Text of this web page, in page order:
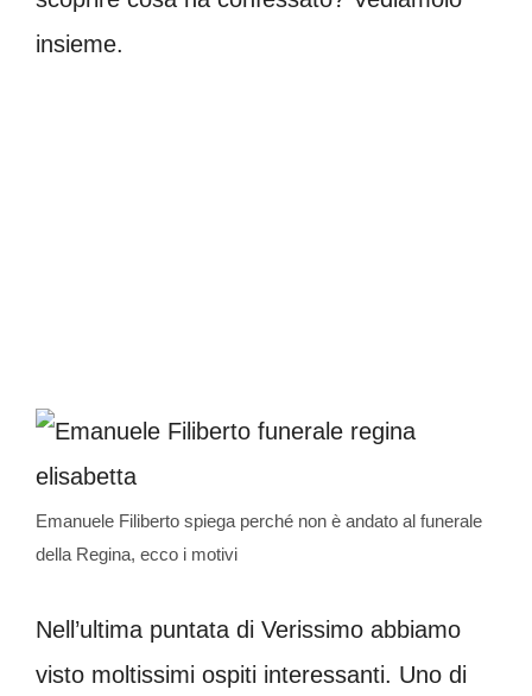
insieme.
Emanuele Filiberto spiega perché non è andato al funerale
della Regina, ecco i motivi
Nell’ultima puntata di Verissimo abbiamo
visto moltissimi ospiti interessanti. Uno di